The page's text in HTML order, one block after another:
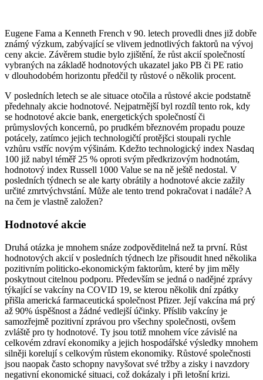
Eugene Fama a Kenneth French v 90. letech provedli dnes již dobře
známý výzkum, zabývající se vlivem jednotlivých faktorů na vývoj
ceny akcie. Závěrem studie bylo zjištění, že růst akcií společností
vybraných na základě hodnotových ukazatel jako PB či PE ratio
v dlouhodobém horizontu předčil ty růstové o několik procent.
V posledních letech se ale situace otočila a růstové akcie podstatně
předehnaly akcie hodnotové. Nejpatrnější byl rozdíl tento rok, kdy
se hodnotové akcie bank, energetických společností či
průmyslových koncernů, po prudkém březnovém propadu pouze
potácely, zatímco jejich technologičtí protějšci stoupali rychle
vzhůru vstříc novým výšinám. Kdežto technologický index Nasdaq
100 již nabyl téměř 25 % oproti svým předkrizovým hodnotám,
hodnotový index Russell 1000 Value se na ně ještě nedostal. V
posledních týdnech se ale karty obrátily a hodnotové akcie zažily
určité zmrtvýchvstání. Může ale tento trend pokračovat i nadále? A
na čem je vlastně založen?
Hodnotové akcie
Druhá otázka je mnohem snáze zodpověditelná než ta první. Růst
hodnotových akcií v posledních týdnech lze přisoudit hned několika
pozitivním politicko-ekonomickým faktorům, které by jim měly
poskytnout citelnou podporu. Především se jedná o nadějné zprávy
týkající se vakcíny na COVID 19, se kterou několik dní zpátky
přišla americká farmaceutická společnost Pfizer. Její vakcína má prý
až 90% úspěšnost a žádné vedlejší účinky. Příslib vakcíny je
samozřejmě pozitivní zprávou pro všechny společnosti, ovšem
zvláště pro ty hodnotové. Ty jsou totiž mnohem více závislé na
celkovém zdraví ekonomiky a jejich hospodářské výsledky mnohem
silněji korelují s celkovým růstem ekonomiky. Růstové společnosti
jsou naopak často schopny navyšovat své tržby a zisky i navzdory
negativní ekonomické situaci, což dokázaly i při letošní krizi.